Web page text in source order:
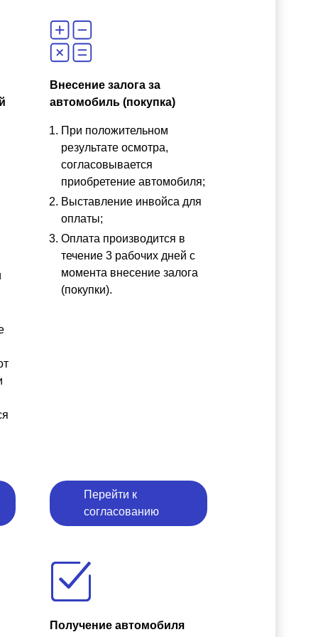
Внесение залога за
автомобиль (покупка)
При положительном
результате осмотра,
согласовывается
приобретение автомобиля;
Выставление инвойса для
оплаты;
Оплата производится в
течение 3 рабочих дней с
момента внесение залога
(покупки).
Перейти к
согласованию
Получение автомобиля